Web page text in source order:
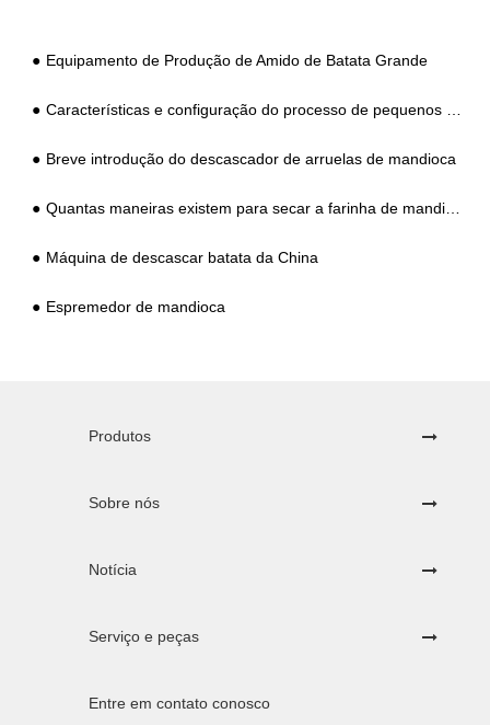
Equipamento de Produção de Amido de Batata Grande
Características e configuração do processo de pequenos equipamentos de processamento de amido de batata-doce que podem processar 2-3 toneladas
Breve introdução do descascador de arruelas de mandioca
Quantas maneiras existem para secar a farinha de mandioca?
Máquina de descascar batata da China
Espremedor de mandioca
Produtos
Sobre nós
Notícia
Serviço e peças
Entre em contato conosco